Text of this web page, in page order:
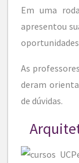
Em uma
apresentou
As
deram
de dúvidas.